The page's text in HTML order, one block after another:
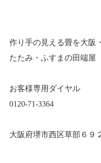
作り手の見える畳を大阪
たたみ・ふすまの田端屋
お客様専用ダイヤル
0120-71-3364
大阪府堺市西区草部６９